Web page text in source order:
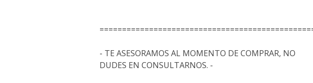
- TE ASESORAMOS AL MOMENTO DE COMPRAR, NO
DUDES EN CONSULTARNOS. -